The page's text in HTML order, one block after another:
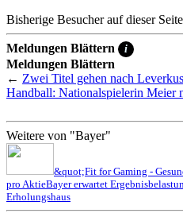
Bisherige Besucher auf dieser
Meldungen Blättern i
Meldungen Blättern
← Zwei Titel gehen nach
Handball: Nationalspielerin Meier
Weitere von "Bayer"
&quot;Fit for Gaming -
pro AktieBayer erwartet
Erholungshaus